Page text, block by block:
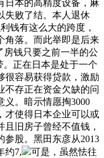
日本的高精度设备，麻
失败了结。本人退休
钱有这么大的跨度，
角落。而此举即是后来
房钱只要之前一半的公
。正在日本是处于一个
很容易获得贷款，激励
不存正在资金欠缺的问
义。暗示情愿掏3000
才使得日本企业可以或
旧房子曾经不值钱，
参股。黑田东彦从2013
约7,
可是，虽然怯往